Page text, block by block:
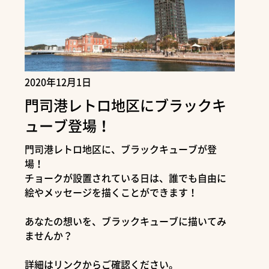
2020年12月1日
門司港レトロ地区にブラックキ
ューブ登場！
門司港レトロ地区に、ブラックキューブが登
場！
チョークが設置されている日は、誰でも自由に
絵やメッセージを描くことができます！
あなたの想いを、ブラックキューブに描いてみ
ませんか？
詳細はリンクからご確認ください。